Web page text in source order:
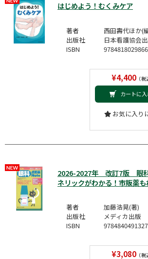
はじめよう！むくみケア
著者
西田壽代ほか(
出版社
日本看護協会
ISBN
9784818029866
¥4,400（税
カートに
お気に入り
2026-2027年 改訂7版 眼
ネリックがわかる！市販薬も
著者
加藤浩晃(著)
出版社
メディカ出版
ISBN
9784840491327
¥3,080（税